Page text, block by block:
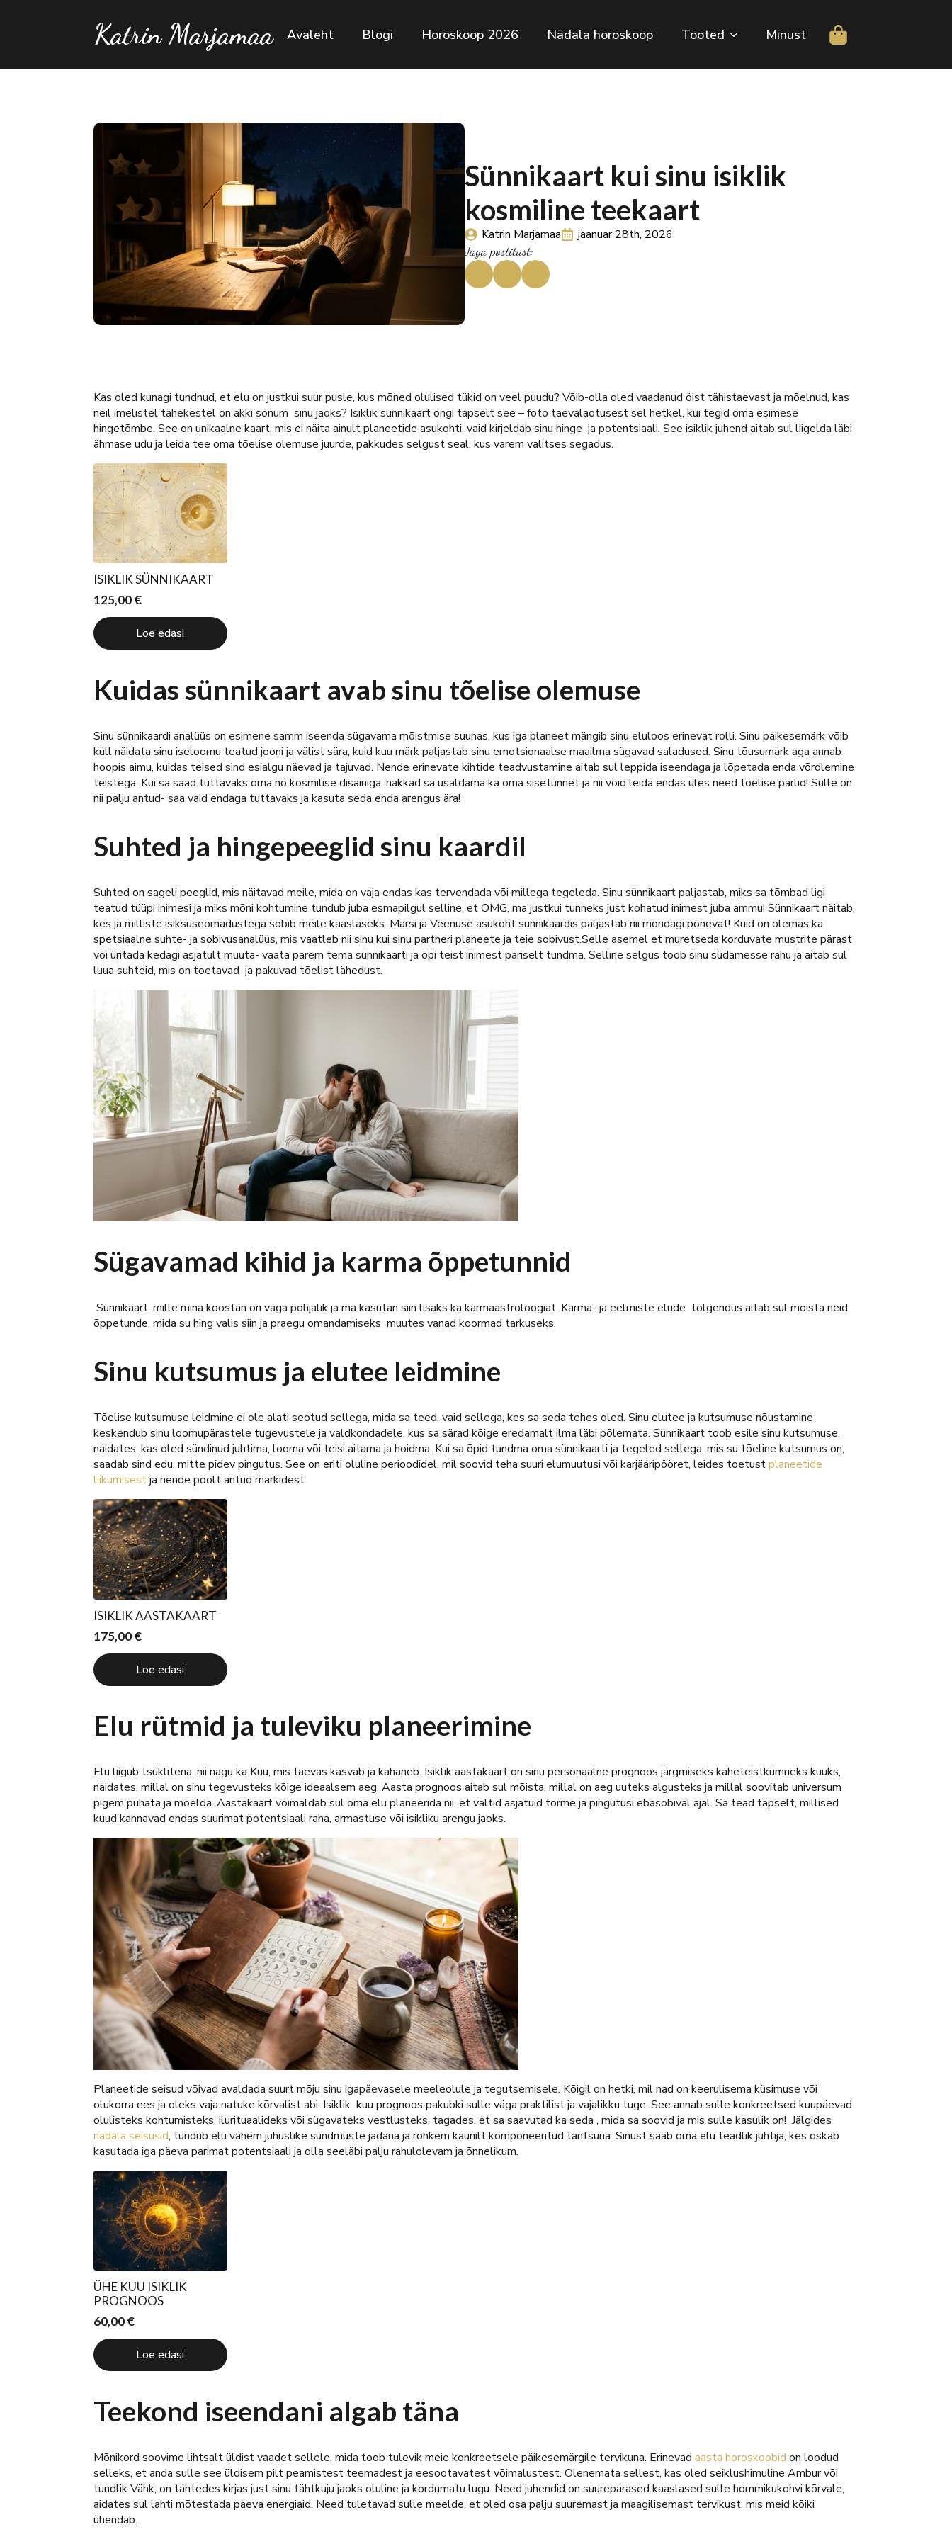
Katrin Marjamaa Avaleht Blogi Horoskoop 2026 Nädala horoskoop Tooted Minust
Sünnikaart kui sinu isiklik
kosmiline teekaart
Katrin Marjamaa
jaanuar 28th, 2026
Jaga postitust:
Kas oled kunagi tundnud, et elu on justkui suur pusle, kus mõned olulised tükid on veel puudu? Võib-olla oled vaadanud öist tähistaevast ja mõelnud, kas
neil imelistel tähekestel on äkki sõnum sinu jaoks? Isiklik sünnikaart ongi täpselt see – foto taevalaotusest sel hetkel, kui tegid oma esimese
hingetõmbe. See on unikaalne kaart, mis ei näita ainult planeetide asukohti, vaid kirjeldab sinu hinge ja potentsiaali. See isiklik juhend aitab sul liigelda läbi
ähmase udu ja leida tee oma tõelise olemuse juurde, pakkudes selgust seal, kus varem valitses segadus.
ISIKLIK SÜNNIKAART
125,00€
Loe edasi
Kuidas sünnikaart avab sinu tõelise olemuse
Sinu sünnikaardi analüüs on esimene samm iseenda sügavama mõistmise suunas, kus iga planeet mängib sinu eluloos erinevat rolli. Sinu päikesemärk võib
küll näidata sinu iseloomu teatud jooni ja välist sära, kuid kuu märk paljastab sinu emotsionaalse maailma sügavad saladused. Sinu tõusumärk aga annab
hoopis aimu, kuidas teised sind esialgu näevad ja tajuvad. Nende erinevate kihtide teadvustamine aitab sul leppida iseendaga ja lõpetada enda võrdlemine
teistega. Kui sa saad tuttavaks oma nö kosmilise disainiga, hakkad sa usaldama ka oma sisetunnet ja nii võid leida endas üles need tõelise pärlid! Sulle on
nii palju antud- saa vaid endaga tuttavaks ja kasuta seda enda arengus ära!
Suhted ja hingepeeglid sinu kaardil
Suhted on sageli peeglid, mis näitavad meile, mida on vaja endas kas tervendada või millega tegeleda. Sinu sünnikaart paljastab, miks sa tõmbad ligi
teatud tüüpi inimesi ja miks mõni kohtumine tundub juba esmapilgul selline, et OMG, ma justkui tunneks just kohatud inimest juba ammu! Sünnikaart näitab,
kes ja milliste isiksuseomadustega sobib meile kaaslaseks. Marsi ja Veenuse asukoht sünnikaardis paljastab nii mõndagi põnevat! Kuid on olemas ka
spetsiaalne suhte- ja sobivusanalüüs, mis vaatleb nii sinu kui sinu partneri planeete ja teie sobivust.Selle asemel et muretseda korduvate mustrite pärast
või üritada kedagi asjatult muuta- vaata parem tema sünnikaarti ja õpi teist inimest päriselt tundma. Selline selgus toob sinu südamesse rahu ja aitab sul
luua suhteid, mis on toetavad ja pakuvad tõelist lähedust.
Sügavamad kihid ja karma õppetunnid
Sünnikaart, mille mina koostan on väga põhjalik ja ma kasutan siin lisaks ka karmaastroloogiat. Karma- ja eelmiste elude tõlgendus aitab sul mõista neid
õppetunde, mida su hing valis siin ja praegu omandamiseks muutes vanad koormad tarkuseks.
Sinu kutsumus ja elutee leidmine
Tõelise kutsumuse leidmine ei ole alati seotud sellega, mida sa teed, vaid sellega, kes sa seda tehes oled. Sinu elutee ja kutsumuse nõustamine
keskendub sinu loomupärastele tugevustele ja valdkondadele, kus sa särad kõige eredamalt ilma läbi põlemata. Sünnikaart toob esile sinu kutsumuse,
näidates, kas oled sündinud juhtima, looma või teisi aitama ja hoidma. Kui sa õpid tundma oma sünnikaarti ja tegeled sellega, mis su tõeline kutsumus on,
saadab sind edu, mitte pidev pingutus. See on eriti oluline perioodidel, mil soovid teha suuri elumuutusi või karjääripööret, leides toetustplaneetide
liikumisestja nende poolt antud märkidest.
ISIKLIK AASTAKAART
175,00€
Loe edasi
Elu rütmid ja tuleviku planeerimine
Elu liigub tsüklitena, nii nagu ka Kuu, mis taevas kasvab ja kahaneb. Isiklik aastakaart on sinu personaalne prognoos järgmiseks kaheteistkümneks kuuks,
näidates, millal on sinu tegevusteks kõige ideaalsem aeg. Aasta prognoos aitab sul mõista, millal on aeg uuteks algusteks ja millal soovitab universum
pigem puhata ja mõelda. Aastakaart võimaldab sul oma elu planeerida nii, et vältid asjatuid torme ja pingutusi ebasobival ajal. Sa tead täpselt, millised
kuud kannavad endas suurimat potentsiaali raha, armastuse või isikliku arengu jaoks.
Planeetide seisud võivad avaldada suurt mõju sinu igapäevasele meeleolule ja tegutsemisele. Kõigil on hetki, mil nad on keerulisema küsimuse või
olukorra ees ja oleks vaja natuke kõrvalist abi. Isiklik kuu prognoos pakubki sulle väga praktilist ja vajalikku tuge. See annab sulle konkreetsed kuupäevad
olulisteks kohtumisteks, ilurituaalideks või sügavateks vestlusteks, tagades, et sa saavutad ka seda , mida sa soovid ja mis sulle kasulik on! Jälgides
nädala seisusid, tundub elu vähem juhuslike sündmuste jadana ja rohkem kaunilt komponeeritud tantsuna. Sinust saab oma elu teadlik juhtija, kes oskab
kasutada iga päeva parimat potentsiaali ja olla seeläbi palju rahulolevam ja õnnelikum.
ÜHE KUU ISIKLIK
PROGNOOS
60,00€
Loe edasi
Teekond iseendani algab täna
Mõnikord soovime lihtsalt üldist vaadet sellele, mida toob tulevik meie konkreetsele päikesemärgile tervikuna. Erinevad aasta horoskoobid on loodud
selleks, et anda sulle see üldisem pilt peamistest teemadest ja eesootavatest võimalustest. Olenemata sellest, kas oled seiklushimuline Ambur või
tundlik Vähk, on tähtedes kirjas just sinu tähtkuju jaoks oluline ja kordumatu lugu. Need juhendid on suurepärased kaaslased sulle hommikukohvi kõrvale,
aidates sul lahti mõtestada päeva energiaid. Need tuletavad sulle meelde, et oled osa palju suuremast ja maagilisemast tervikust, mis meid kõiki
ühendab.